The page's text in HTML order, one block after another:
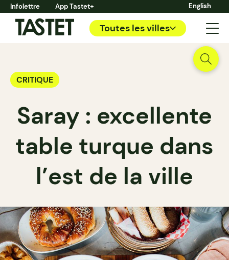
Infolettre App Tastet+ English
Toutes les villes
CRITIQUE
Saray : excellente
table turque dans
l’est de la ville